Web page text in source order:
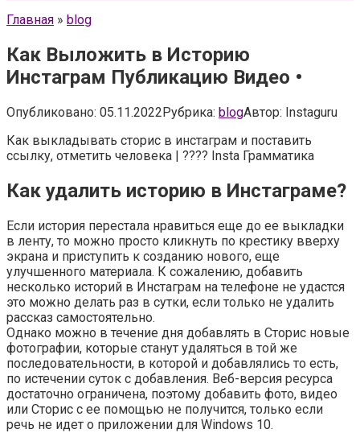
Главная » blog
Как Выложить в Историю
Инстаграм Публикацию Видео •
Опубликовано: 05.11.2022Рубрика: blogАвтор: Instaguru
Как выкладывать сторис в инстаграм и поставить
ссылку, отметить человека | ???? Insta Грамматика
Как удалить историю в Инстаграме?
Если история перестала нравиться еще до ее выкладки
в ленту, то можно просто кликнуть по крестику вверху
экрана и приступить к созданию нового, еще
улучшенного материала. К сожалению, добавить
несколько историй в Инстаграм на телефоне не удастся
это можно делать раз в сутки, если только не удалить
рассказ самостоятельно.
Однако можно в течение дня добавлять в Сторис новые
фотографии, которые станут удаляться в той же
последовательности, в которой и добавлялись то есть,
по истечении суток с добавления. Веб-версия ресурса
достаточно ограничена, поэтому добавить фото, видео
или Сторис с ее помощью не получится, только если
речь не идет о приложении для Windows 10.